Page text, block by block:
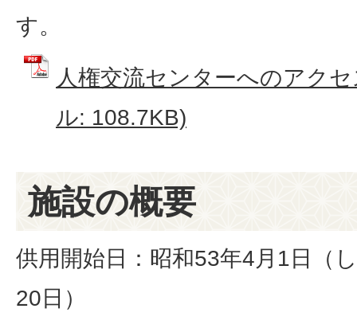
す。
人権交流センターへのアク
ル: 108.7KB)
施設の概要
供用開始日：昭和53年4月1日（
20日）